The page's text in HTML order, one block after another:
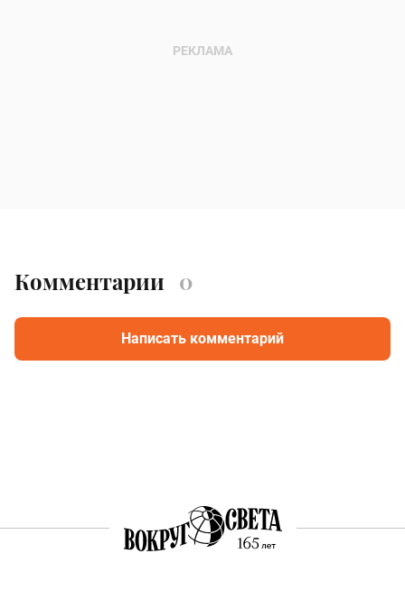
Комментарии 0
Написать комментарий